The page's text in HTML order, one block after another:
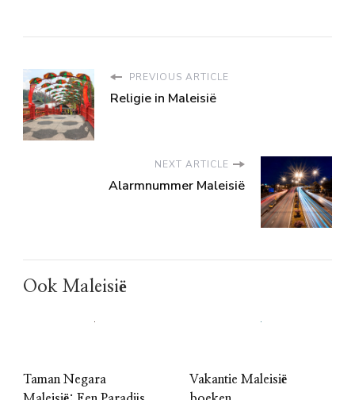
PREVIOUS ARTICLE
Religie in Maleisië
NEXT ARTICLE
Alarmnummer Maleisië
Ook Maleisië
Taman Negara
Vakantie Maleisië